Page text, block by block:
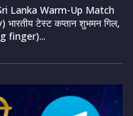
Lanka Warm-Up Match
टेस्ट कप्तान शुभमन गिल,
finger)...